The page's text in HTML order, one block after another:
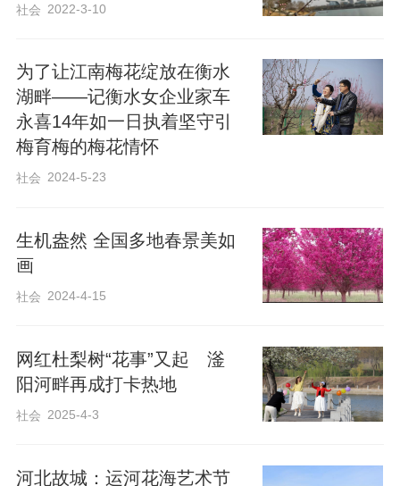
社会 2022-3-10
为了让江南梅花绽放在衡水
湖畔——记衡水女企业家车
永喜14年如一日执着坚守引
梅育梅的梅花情怀
社会 2024-5-23
生机盎然 全国多地春景美如
画
社会 2024-4-15
网红杜梨树“花事”又起 滏
阳河畔再成打卡热地
社会 2025-4-3
河北故城：运河花海艺术节